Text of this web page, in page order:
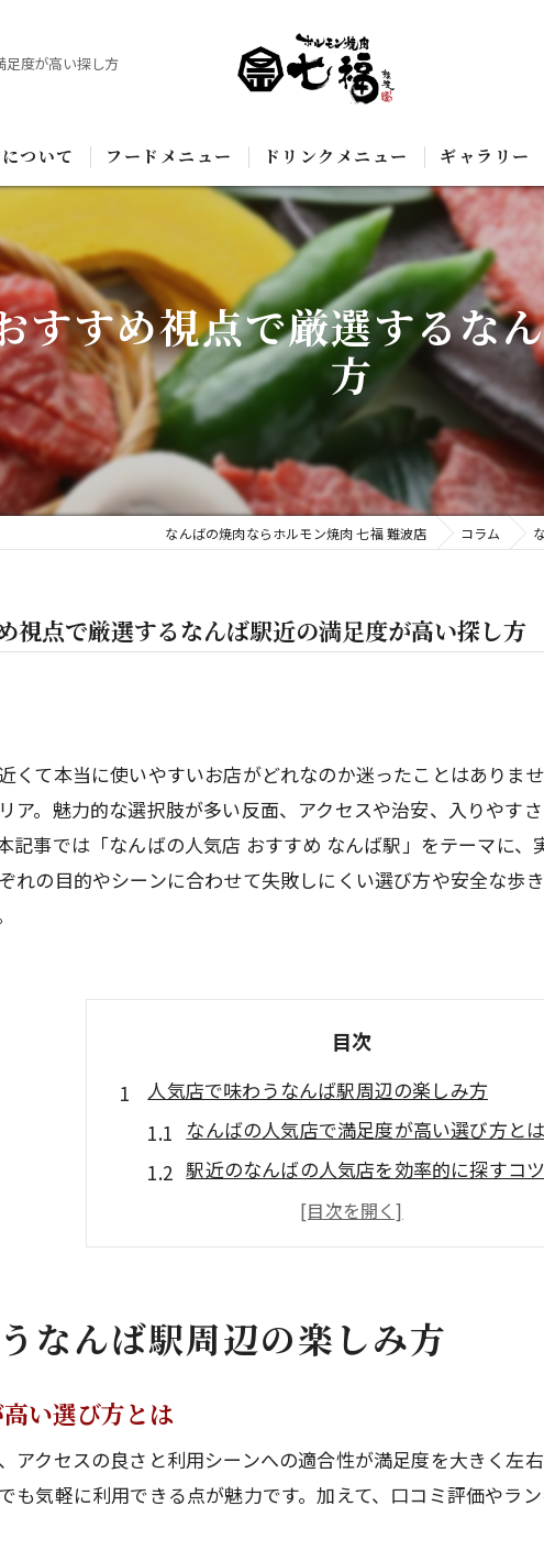
足度が高い探し方
ついて フードメニュー ドリンクメニュー ギャラリー
すすめ視点で厳選するな
方
なんばの焼肉ならホルモン焼肉 七福 難波店 コラム
視点で厳選するなんば駅近の満足度が高い探し方
くて本当に使いやすいお店がどれなのか迷ったことはありま
ア。魅力的な選択肢が多い反面、アクセスや治安、入りやす
記事では「なんばの人気店 おすすめ なんば駅」をテーマに
れの目的やシーンに合わせて失敗しにくい選び方や安全な歩
目次
人気店で味わうなんば駅周辺の楽しみ方
なんばの人気店で満足度が高い選び方とは
駅近のなんばの人気店を効率的に探すコツ
なんば駅周辺で美味しい店を知るポイント
難波グルメランキングとおすすめ活用法
夜ご飯にぴったりな難波の美味しい店を発見
なんばグルメ夜ランキング活用のポイント
口コミで話題の難波美味しい店の特徴解
なんば駅周辺の楽しみ方
い選び方とは
アクセスの良さと利用シーンへの適合性が満足度を大きく左
も気軽に利用できる点が魅力です。加えて、口コミ評価やラ